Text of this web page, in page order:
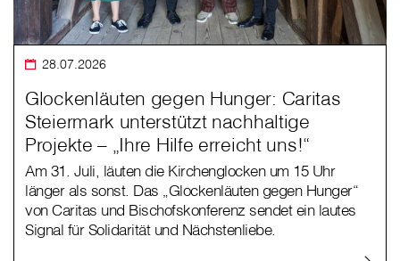
28.07.2026
Glockenläuten gegen Hunger: Caritas
Steiermark unterstützt nachhaltige
Projekte – „Ihre Hilfe erreicht uns!“
Am 31. Juli, läuten die Kirchenglocken um 15 Uhr
länger als sonst. Das „Glockenläuten gegen Hunger“
von Caritas und Bischofskonferenz sendet ein lautes
Signal für Solidarität und Nächstenliebe.